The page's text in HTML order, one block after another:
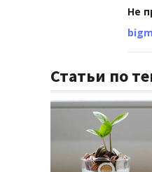
Не
Статьи по